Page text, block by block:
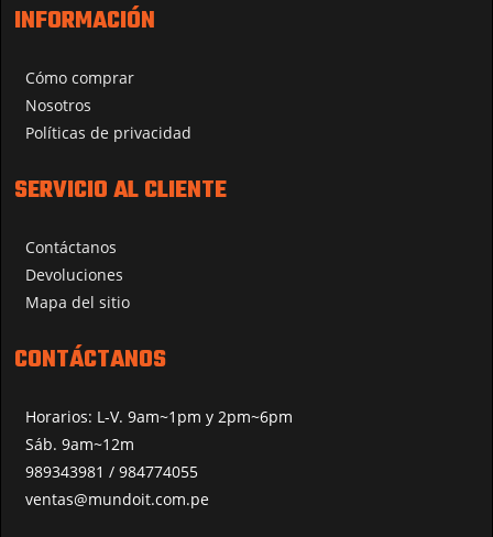
INFORMACIÓN
Cómo comprar
Nosotros
Políticas de privacidad
SERVICIO AL CLIENTE
Contáctanos
Devoluciones
Mapa del sitio
CONTÁCTANOS
Horarios: L-V. 9am~1pm y 2pm~6pm
Sáb. 9am~12m
989343981 / 984774055
ventas@mundoit.com.pe